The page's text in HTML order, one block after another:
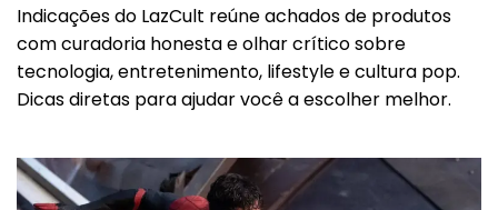
Indicações do LazCult reúne achados de produtos
com curadoria honesta e olhar crítico sobre
tecnologia, entretenimento, lifestyle e cultura pop.
Dicas diretas para ajudar você a escolher melhor.